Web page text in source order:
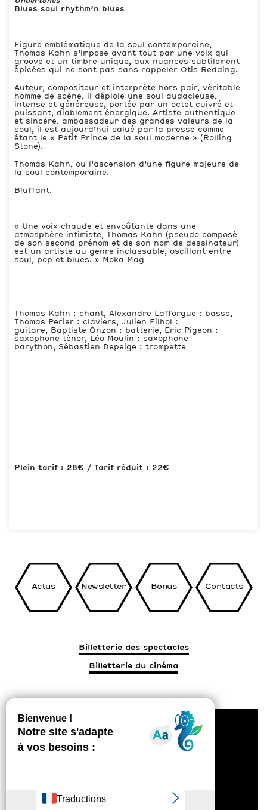
Blues soul rhythm’n blues
Figure emblématique de la soul contemporaine,
Thomas Kahn s’impose avant tout par une voix qui
groove et un timbre unique, aux nuances subtilement
épicées qui ne sont pas sans rappeler Otis Redding.
Auteur, compositeur et interprète hors pair, véritable
homme de scène, il déploie une soul audacieuse,
intense et généreuse, portée par un octet cuivré et
puissant, diablement énergique. Artiste authentique
et sincère, ambassadeur des grandes valeurs de la
soul, il est aujourd’hui salué par la presse comme
étant le « Petit Prince de la soul moderne » (Rolling
Stone).
Thomas Kahn, ou l’ascension d’une figure majeure de
la soul contemporaine.
Bluffant.
« Une voix chaude et envoûtante dans une
atmosphère intimiste, Thomas Kahn (pseudo composé
de son second prénom et de son nom de dessinateur)
est un artiste au genre inclassable, oscillant entre
soul, pop et blues. » Moka Mag
Thomas Kahn : chant, Alexandre Lafforgue : basse,
Thomas Perier : claviers, Julien Filhol :
guitare, Baptiste Onzon : batterie, Eric Pigeon :
saxophone ténor, Léo Moulin : saxophone
barython, Sébastien Depeige : trompette
Plein tarif : 28€ / Tarif réduit : 22€
Actus Newsletter Bonus Contacts
Billetterie des spectacles
Billetterie du cinéma